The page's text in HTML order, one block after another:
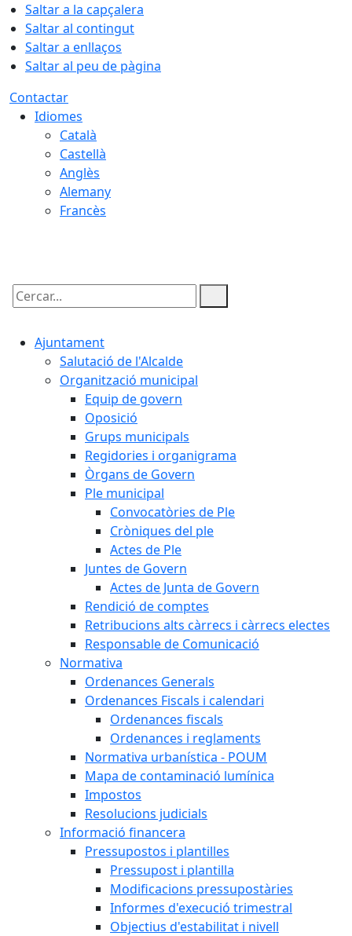
Saltar a la capçalera
Saltar al contingut
Saltar a enllaços
Saltar al peu de pàgina
Contactar
Idiomes
Català
Castellà
Anglès
Alemany
Francès
Cercar:
Ajuntament
Salutació de l'Alcalde
Organització municipal
Equip de govern
Oposició
Grups municipals
Regidories i organigrama
Òrgans de Govern
Ple municipal
Convocatòries de Ple
Cròniques del ple
Actes de Ple
Juntes de Govern
Actes de Junta de Govern
Rendició de comptes
Retribucions alts càrrecs i càrrecs electes
Responsable de Comunicació
Normativa
Ordenances Generals
Ordenances Fiscals i calendari
Ordenances fiscals
Ordenances i reglaments
Normativa urbanística - POUM
Mapa de contaminació lumínica
Impostos
Resolucions judicials
Informació financera
Pressupostos i plantilles
Pressupost i plantilla
Modificacions pressupostàries
Informes d'execució trimestral
Objectius d'estabilitat i nivell